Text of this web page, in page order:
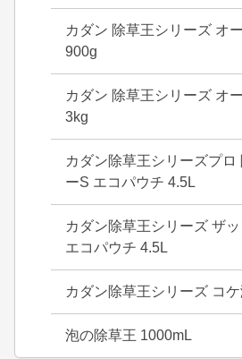
カダン 除草王シリーズ オ
900g
カダン 除草王シリーズ オ
3kg
カダン除草王シリーズプロ
ーS エコパウチ 4.5L
カダン除草王シリーズ ザ
エコパウチ 4.5L
カダン除草王シリーズ コ
泡の除草王 1000mL